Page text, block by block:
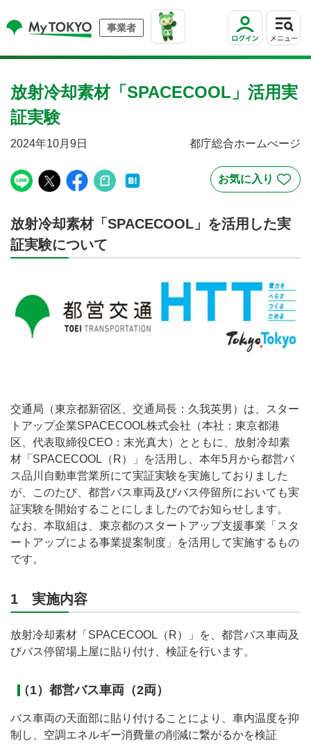
事業者
放射冷却素材「SPACECOOL」活用実
証実験
2024年10月9日 都庁総合ホームぺージ
放射冷却素材「SPACECOOL」を活用した実
証実験について
交通局（東京都新宿区、交通局長：久我英男）は、スター
トアップ企業SPACECOOL株式会社（本社：東京都港
区、代表取締役CEO：末光真大）とともに、放射冷却素
材「SPACECOOL（R）」を活用し、本年5月から都営バ
ス品川自動車営業所にて実証実験を実施しておりました
が、このたび、都営バス車両及びバス停留所においても実
証実験を開始することにしましたのでお知らせします。
なお、本取組は、東京都のスタートアップ支援事業「スタ
ートアップによる事業提案制度」を活用して実施するもの
です。
1 実施内容
放射冷却素材「SPACECOOL（R）」を、都営バス車両及
びバス停留場上屋に貼り付け、検証を行います。
（1）都営バス車両（2両）
バス車両の天面部に貼り付けることにより、車内温度を抑
制し、空調エネルギー消費量の削減に繋がるかを検証